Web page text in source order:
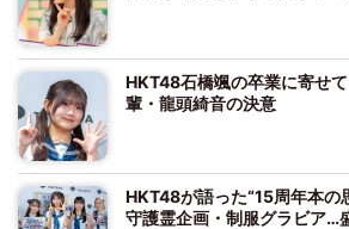
HKT48石橋颯の卒業に寄せ
輩・龍頭綺音の決意
HKT48が語った“15周年本
守護霊企画・制服グラビア…